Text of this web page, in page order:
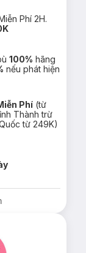
Phí 2H.
100% hãng
nếu phát hiện
Phí (từ
Thành trừ
từ 249K)